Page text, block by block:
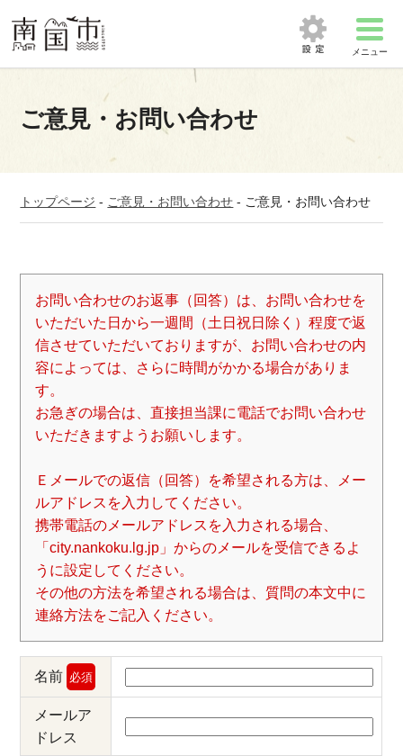
メニュー
ご意見・お問い合わせ
トップページ - ご意見・お問い合わせ - ご意見・お問い合わせ
お問い合わせのお返事（回答）は、お問い合わせを
いただいた日から一週間（土日祝日除く）程度で返
信させていただいておりますが、お問い合わせの内
容によっては、さらに時間がかかる場合がありま
す。
お急ぎの場合は、直接担当課に電話でお問い合わせ
いただきますようお願いします。
Ｅメールでの返信（回答）を希望される方は、メー
ルアドレスを入力してください。
携帯電話のメールアドレスを入力される場合、
「city.nankoku.lg.jp」からのメールを受信できるよ
うに設定してください。
その他の方法を希望される場合は、質問の本文中に
連絡方法をご記入ください。
名前 必須
メールア
ドレス